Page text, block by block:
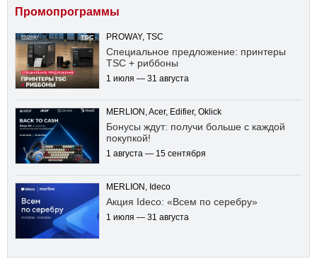
Промопрограммы
PROWAY, TSC
Специальное предложение: принтеры
TSC + риббоны
1 июля — 31 августа
MERLION, Acer, Edifier, Oklick
Бонусы ждут: получи больше с каждой
покупкой!
1 августа — 15 сентября
MERLION, Ideco
Акция Ideco: «Всем по серебру»
1 июля — 31 августа